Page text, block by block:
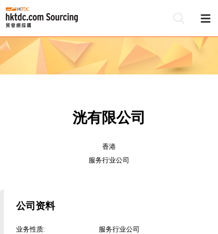
洸有限公司
香港
服务行业公司
公司资料
业务性质:
服务行业公司